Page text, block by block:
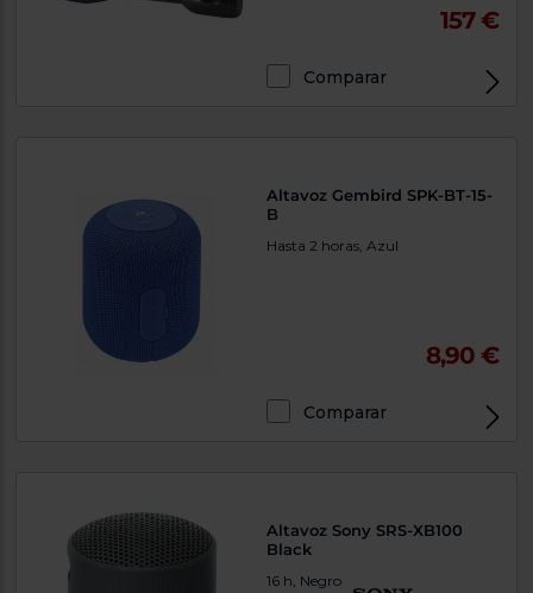
157 €
Comparar
Altavoz Gembird SPK-BT-15-
B
Hasta 2 horas, Azul
8,90 €
Comparar
Altavoz Sony SRS-XB100
Black
16 h, Negro